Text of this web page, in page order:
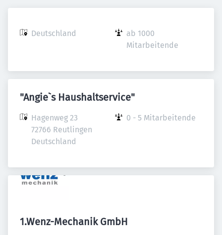
Deutschland
ab 1000
Mitarbeitende
"Angie`s Haushaltservice"
Hagenweg 23
72766 Reutlingen
Deutschland
0 - 5 Mitarbeitende
1.Wenz-Mechanik GmbH